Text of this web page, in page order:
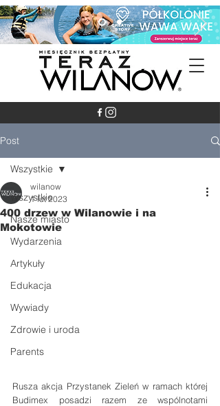
Post
Wszystkie
Nasze miasto
Wydarzenia
Artykuły
Edukacja
Wywiady
Zdrowie i uroda
Parents
Wszystkie
400 drzew w Wilanowie i na
Mokotowie
wilanow
1 lut 2023
Rusza akcja Przystanek Zieleń w ramach której
Budimex posadzi razem ze wspólnotami